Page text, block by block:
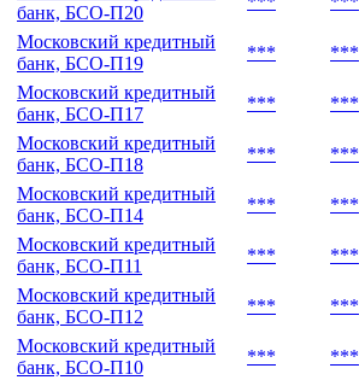
банк, БСО-П20
Московский кредитный
банк, БСО-П19
*** ***
Московский кредитный
банк, БСО-П17
*** ***
Московский кредитный
банк, БСО-П18
*** ***
Московский кредитный
банк, БСО-П14
*** ***
Московский кредитный
банк, БСО-П11
*** ***
Московский кредитный
банк, БСО-П12
*** ***
Московский кредитный
банк, БСО-П10
*** ***